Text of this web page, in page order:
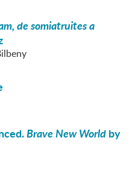
de somiatruites a
Brave New Worldby